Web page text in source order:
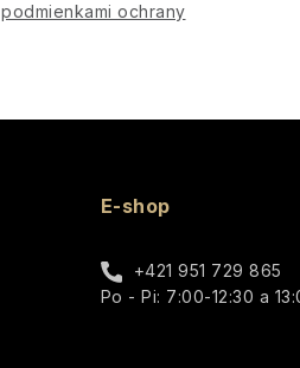
podmienkami ochrany
E-shop
+421 951 729 865
Po - Pi: 7:00-12:30 a